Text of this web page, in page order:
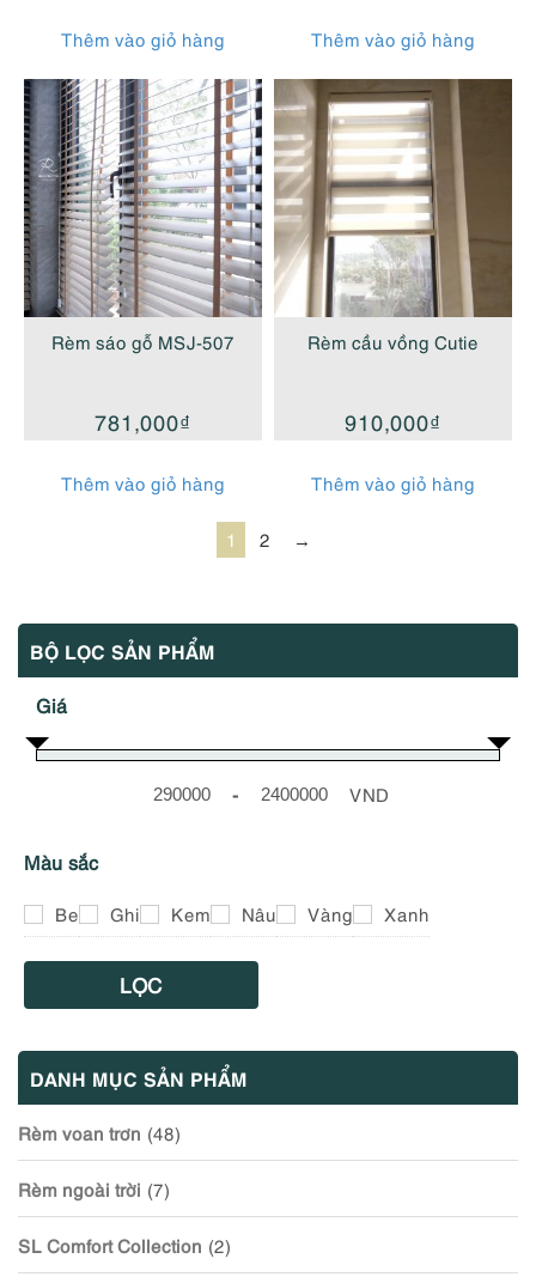
Thêm vào giỏ hàng Thêm vào giỏ hàng
Rèm sáo gỗ MSJ-507
781,000₫
Thêm vào giỏ hàng
Rèm cầu vồng Cutie
910,000₫
Thêm vào giỏ hàng
1 2 →
BỘ LỌC SẢN PHẨM
Giá
Minimum Price
-
Maximum Price
VND
Màu sắc
Be Ghi Kem Nâu Vàng Xanh
LỌC
DANH MỤC SẢN PHẨM
Rèm voan trơn (48)
Rèm ngoài trời (7)
SL Comfort Collection (2)